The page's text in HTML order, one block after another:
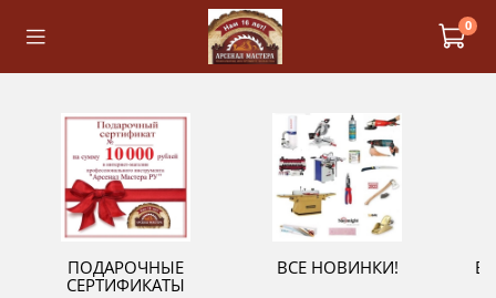
0
ПОДАРОЧНЫЕ
СЕРТИФИКАТЫ
ВСЕ НОВИНКИ!